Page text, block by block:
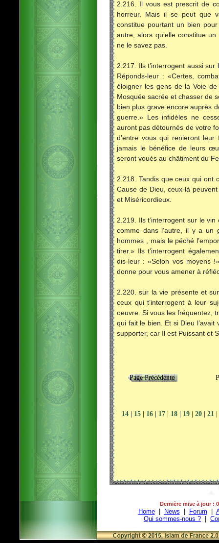
2.216. Il vous est prescrit de
horreur. Mais il se peut que
constitue pourtant un bien
autre, alors qu’elle constitue
ne le savez pas.
2.217. Ils t’interrogent aussi
Réponds-leur : «Certes,
éloigner les gens de la Voie
Mosquée sacrée et chasser de
bien plus grave encore auprès
guerre.» Les infidèles ne
auront pas détournés de votre
d’entre vous qui renieront
jamais le bénéfice de leurs
seront voués au châtiment du
2.218. Tandis que ceux qui ont
Cause de Dieu, ceux-là
et Miséricordieux.
2.219. Ils t’interrogent sur le
comme dans l’autre, il y a un
hommes , mais le péché
tirer.» Ils t’interrogent
dis-leur : «Selon vos moyens
donne pour vous amener à
2.220. sur la vie présente et
ceux qui t’interrogent à leur
oeuvre. Si vous les fréquentez,
qui fait le bien. Et si Dieu
supporter, car Il est Puissant et
Page Précédente
14| 15| 16| 17| 18| 19| 20| 21|
Dernière mise à jour :
Home| News Forum
Qui sommes-nous ?